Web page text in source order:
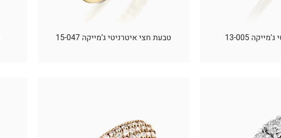
13-005 טבעת חצי איטרניטי ג’מייקה 15-047